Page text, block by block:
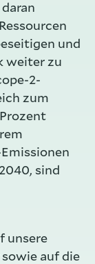
und
weiter zu
2-
zum
sind
unsere
auf die